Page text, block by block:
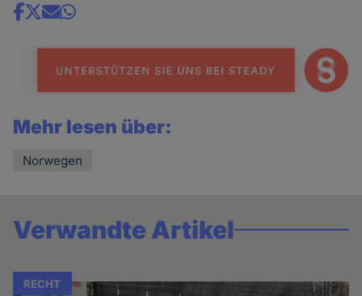
Share
news
Mehr lesen über:
Norwegen
Verwandte Artikel
RECHT
und